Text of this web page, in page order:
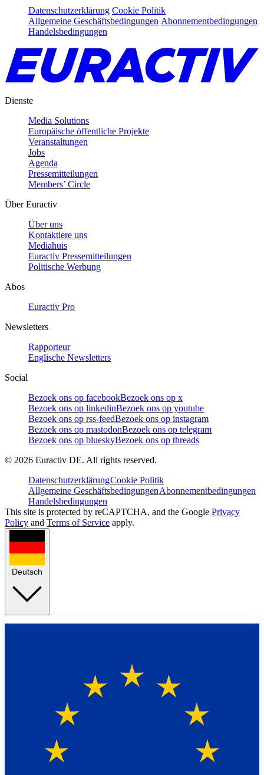
Datenschutzerklärung Cookie Politik
Allgemeine Geschäftsbedingungen Abonnementbedingungen
Handelsbedingungen
Dienste
Media Solutions
Europäische öffentliche Projekte
Veranstaltungen
Jobs
Agenda
Pressemitteilungen
Members’ Circle
Über Euractiv
Über uns
Kontaktiere uns
Mediahuis
Euractiv Pressemitteilungen
Politische Werbung
Abos
Euractiv Pro
Newsletters
Rapporteur
Englische Newsletters
Social
Bezoek ons op facebookBezoek ons op x
Bezoek ons op linkedinBezoek ons op youtube
Bezoek ons op rss-feedBezoek ons op instagram
Bezoek ons op mastodonBezoek ons op telegram
Bezoek ons op blueskyBezoek ons op threads
© 2026 Euractiv DE. All rights reserved.
DatenschutzerklärungCookie Politik
Allgemeine GeschäftsbedingungenAbonnementbedingungen
Handelsbedingungen
This site is protected by reCAPTCHA, and the Google Privacy
Policy and Terms of Service apply.
Deutsch